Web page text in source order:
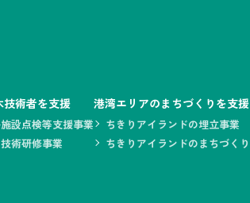
術者を支援
設点検等支援事業
術研修事業
港湾エリアのまちづくりを支援
ちきりアイランドの埋立事業
ちきりアイランドのまちづくり